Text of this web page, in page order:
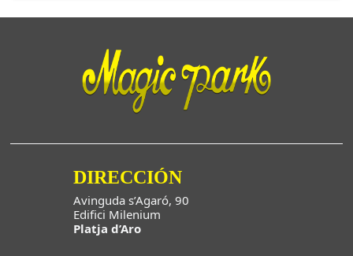
DEPORTE EN DIRECTO
DIRECCIÓN
Avinguda s’Agaró, 90
Edifici Milenium
Platja d’Aro